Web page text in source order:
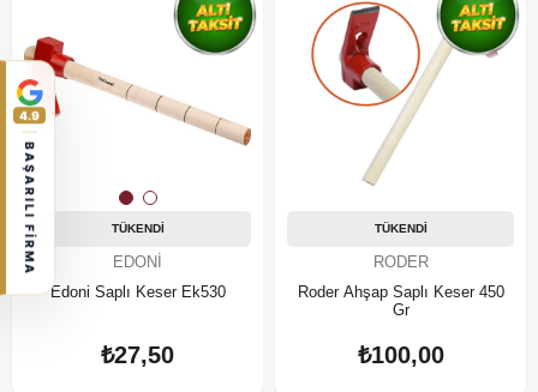
4.9
BAŞARILI FİRMA TÜKENDI
EDONI
Edoni Saplı Keser Ek530
₺27,50
TÜKENDI
RODER
Roder Ahşap Saplı Keser 450
Gr
₺100,00